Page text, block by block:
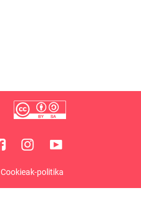
Cookieak-politika